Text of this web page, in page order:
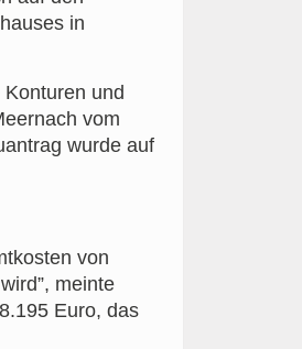
in
und
vom
wurde auf
von
meinte
Euro, das